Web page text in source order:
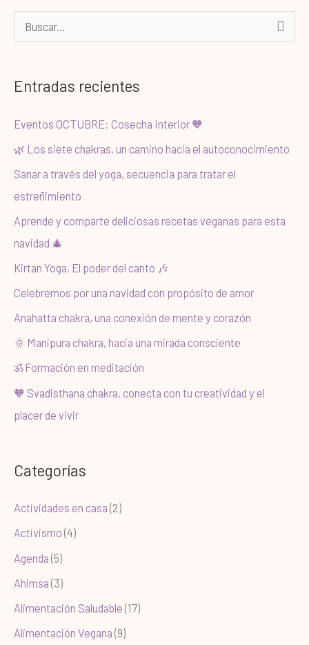
c
a
:
Entradas recientes
Eventos OCTUBRE: Cosecha Interior 🧡
🌿 Los siete chakras, un camino hacia el autoconocimiento
Sanar a través del yoga, secuencia para tratar el
estreñimiento
Aprende y comparte deliciosas recetas veganas para esta
navidad 🎄
Kirtan Yoga, El poder del canto 🎶
Celebremos por una navidad con propósito de amor
Anahatta chakra, una conexión de mente y corazón
🌞 Manipura chakra, hacia una mirada consciente
ॐ Formación en meditación
🧡 Svadisthana chakra, conecta con tu creatividad y el
placer de vivir
Categorías
Actividades en casa (2)
Activismo (4)
Agenda (5)
Ahimsa (3)
Alimentación Saludable (17)
Alimentación Vegana (9)